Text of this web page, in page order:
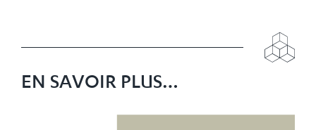
EN SAVOIR PLUS…